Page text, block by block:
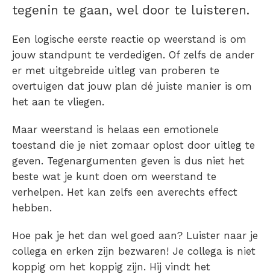
tegenin te gaan, wel door te luisteren.
Een logische eerste reactie op weerstand is om
jouw standpunt te verdedigen. Of zelfs de ander
er met uitgebreide uitleg van proberen te
overtuigen dat jouw plan dé juiste manier is om
het aan te vliegen.
Maar weerstand is helaas een emotionele
toestand die je niet zomaar oplost door uitleg te
geven. Tegenargumenten geven is dus niet het
beste wat je kunt doen om weerstand te
verhelpen. Het kan zelfs een averechts effect
hebben.
Hoe pak je het dan wel goed aan? Luister naar je
collega en erken zijn bezwaren! Je collega is niet
koppig om het koppig zijn. Hij vindt het